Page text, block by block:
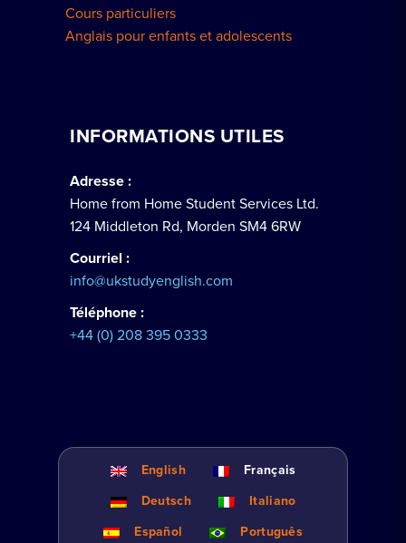
Cours particuliers
Anglais pour enfants et adolescents
INFORMATIONS UTILES
Adresse :
Home from Home Student Services Ltd.
124 Middleton Rd, Morden SM4 6RW
Courriel :
info@ukstudyenglish.com
Téléphone :
+44 (0) 208 395 0333
English
Français
Deutsch
Italiano
Español
Português